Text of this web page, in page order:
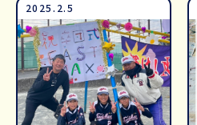
2025.2.5